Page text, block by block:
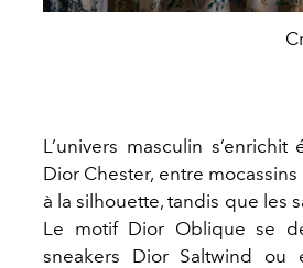
L’univers masculin
Dior Chester, entre
à la silhouette, tandis que les
Le motif Dior Oblique se
sneakers Dior Saltwind ou